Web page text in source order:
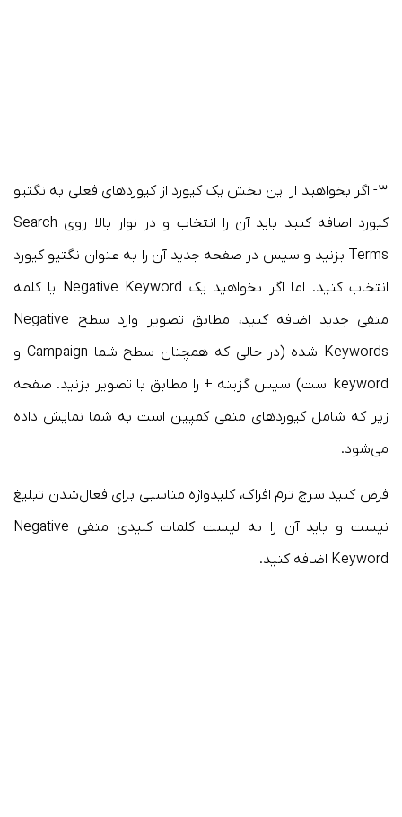
۳- اگر بخواهید از این بخش یک کیورد از کیوردهای فعلی به نگتیو
کیورد اضافه کنید باید آن را انتخاب و در نوار بالا روی Search
Terms بزنید و سپس در صفحه جدید آن را به عنوان نگتیو کیورد
انتخاب کنید. اما اگر بخواهید یک Negative Keyword یا کلمه
منفی جدید اضافه کنید، مطابق تصویر وارد سطح Negative
Keywords شده (در حالی که همچنان سطح شما Campaign و
keyword است) سپس گزینه + را مطابق با تصویر بزنید. صفحه
زیر که شامل کیوردهای منفی کمپین است به شما نمایش داده
می‌شود.
فرض کنید سرچ ترم افراک، کلیدواژه مناسبی برای فعال‌شدن تبلیغ
نیست و باید آن را به لیست کلمات کلیدی منفی Negative
Keyword اضافه کنید.